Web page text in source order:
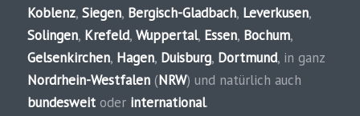
Koblenz, Siegen, Bergisch-Gladbach, Leverkusen,
Solingen, Krefeld, Wuppertal, Essen, Bochum,
Gelsenkirchen, Hagen, Duisburg, Dortmund, in ganz
Nordrhein-Westfalen(NRW) und natürlich auch
bundesweitoder international.